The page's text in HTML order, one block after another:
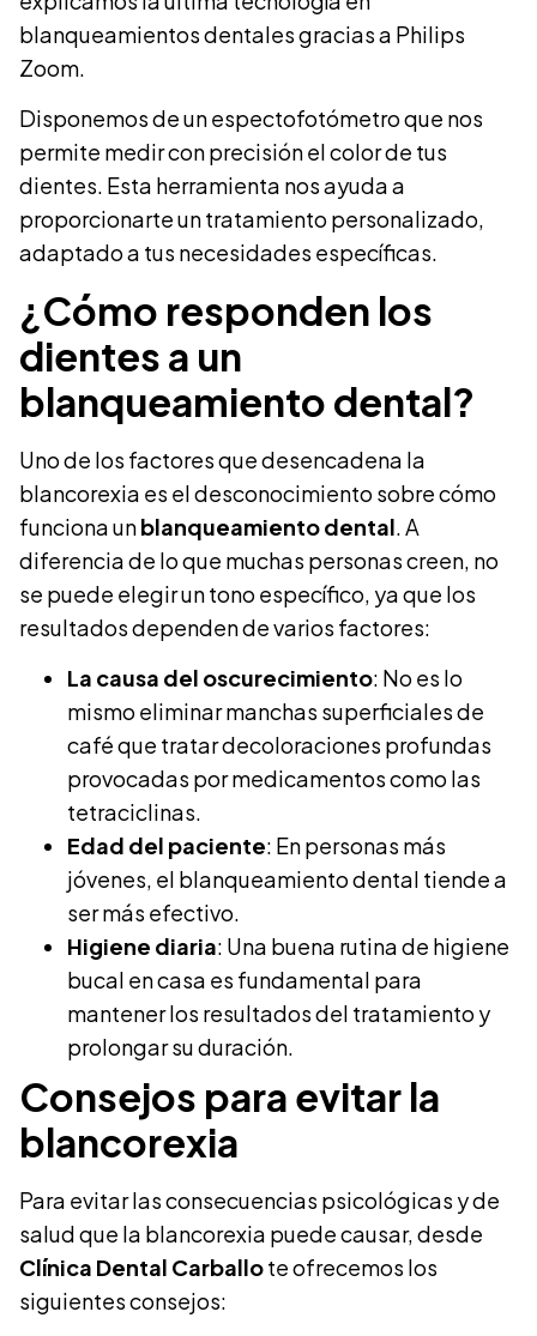
blanqueamientos dentales gracias a Philips
Zoom.
Disponemos de un espectofotómetro que nos
permite medir con precisión el color de tus
dientes. Esta herramienta nos ayuda a
proporcionarte un tratamiento personalizado,
adaptado a tus necesidades específicas.
¿Cómo responden los
dientes a un
blanqueamiento dental?
Uno de los factores que desencadena la
blancorexia es el desconocimiento sobre cómo
funciona unblanqueamiento dental. A
diferencia de lo que muchas personas creen, no
se puede elegir un tono específico, ya que los
resultados dependen de varios factores:
La causa del oscurecimiento: No es lo
mismo eliminar manchas superficiales de
café que tratar decoloraciones profundas
provocadas por medicamentos como las
tetraciclinas.
Edad del paciente: En personas más
jóvenes, el blanqueamiento dental tiende a
ser más efectivo.
Higiene diaria: Una buena rutina de higiene
bucal en casa es fundamental para
mantener los resultados del tratamiento y
prolongar su duración.
Consejos para evitar la
blancorexia
Para evitar las consecuencias psicológicas y de
salud que la blancorexia puede causar, desde
Clínica Dental Carballote ofrecemos los
siguientes consejos: